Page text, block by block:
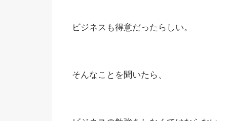
ビジネスも得意だったらしい。
そんなことを聞いたら、